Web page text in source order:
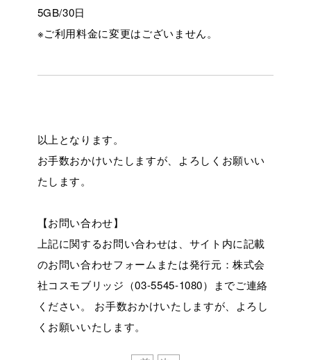
5GB/30日
※ご利用料金に変更はございません。
以上となります。
お手数おかけいたしますが、よろしくお願いい
たします。
【お問い合わせ】
上記に関するお問い合わせは、サイト内に記載
のお問い合わせフォームまたは発行元：株式会
社コスモブリッジ（03-5545-1080）までご連絡
ください。 お手数おかけいたしますが、よろし
くお願いいたします。